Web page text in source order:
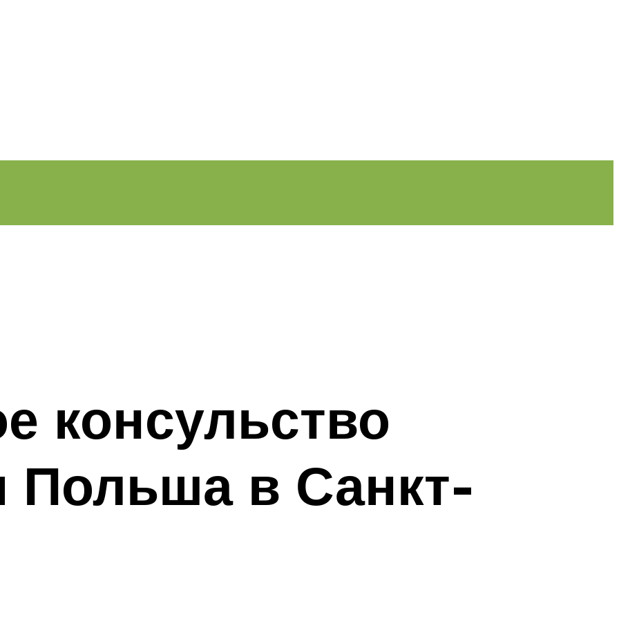
консульство
Польша в Санкт-